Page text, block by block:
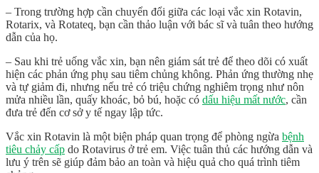
– Trong trường hợp cần chuyển đổi giữa các loại vắc xin Rotavin,
Rotarix, và Rotateq, bạn cần thảo luận với bác sĩ và tuân theo hướng
dẫn của họ.
– Sau khi trẻ uống vắc xin, bạn nên giám sát trẻ để theo dõi có xuất
hiện các phản ứng phụ sau tiêm chủng không. Phản ứng thường nhẹ
và tự giảm đi, nhưng nếu trẻ có triệu chứng nghiêm trọng như nôn
mửa nhiều lần, quấy khoác, bỏ bú, hoặc có dấu hiệu mất nước, cần
đưa trẻ đến cơ sở y tế ngay lập tức.
Vắc xin Rotavin là một biện pháp quan trọng để phòng ngừa bệnh
tiêu chảy cấp do Rotavirus ở trẻ em. Việc tuân thủ các hướng dẫn và
lưu ý trên sẽ giúp đảm bảo an toàn và hiệu quả cho quá trình tiêm